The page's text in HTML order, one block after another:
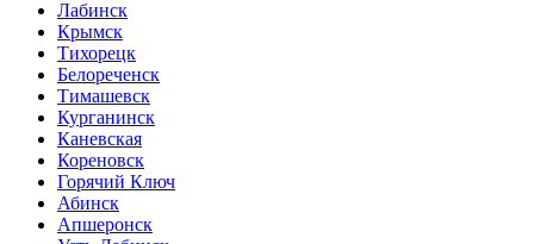
Лабинск
Крымск
Тихорецк
Белореченск
Тимашевск
Курганинск
Каневская
Кореновск
Горячий Ключ
Абинск
Апшеронск